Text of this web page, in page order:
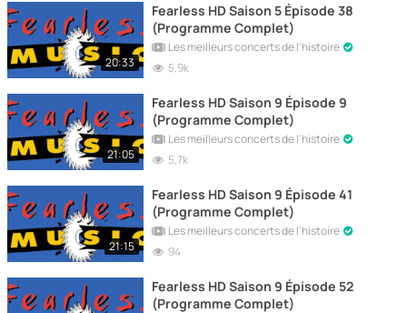
20:33
Fearless HD Saison 5 Épisode 38
(Programme Complet)
Les meilleurs concerts de l'histoire
5,9k
21:05
Fearless HD Saison 9 Épisode 9
(Programme Complet)
Les meilleurs concerts de l'histoire
5,7k
21:15
Fearless HD Saison 9 Épisode 41
(Programme Complet)
Les meilleurs concerts de l'histoire
94
Fearless HD Saison 9 Épisode 52
(Programme Complet)